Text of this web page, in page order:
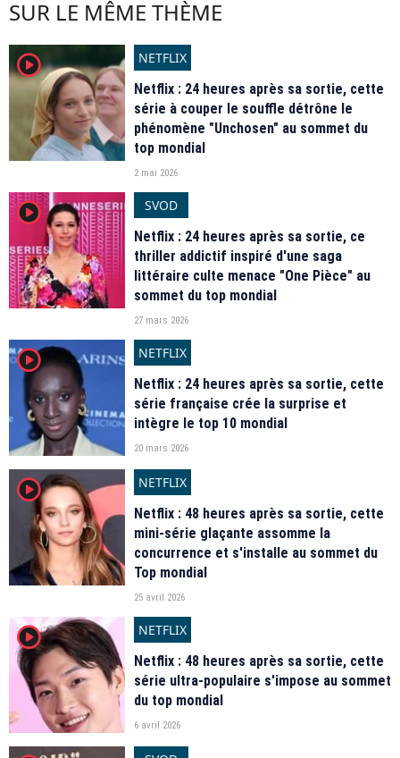
SUR LE MÊME THÈME
player2
NETFLIX
Netflix : 24 heures après sa sortie, cette
série à couper le souffle détrône le
phénomène "Unchosen" au sommet du
top mondial
2 mai 2026
player2
SVOD
Netflix : 24 heures après sa sortie, ce
thriller addictif inspiré d'une saga
littéraire culte menace "One Pièce" au
sommet du top mondial
27 mars 2026
player2
NETFLIX
Netflix : 24 heures après sa sortie, cette
série française crée la surprise et
intègre le top 10 mondial
20 mars 2026
player2
NETFLIX
Netflix : 48 heures après sa sortie, cette
mini-série glaçante assomme la
concurrence et s'installe au sommet du
Top mondial
25 avril 2026
player2
NETFLIX
Netflix : 48 heures après sa sortie, cette
série ultra-populaire s'impose au sommet
du top mondial
6 avril 2026